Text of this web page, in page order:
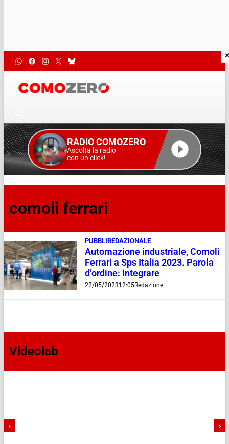
RADIO COMOZERO
Ascolta la radio
con un click!
comoli ferrari
PUBBLIREDAZIONALE
Automazione industriale, Comoli
Ferrari a Sps Italia 2023. Parola
d’ordine: integrare
22/05/202312:05Redazione
Videolab
‹ ›